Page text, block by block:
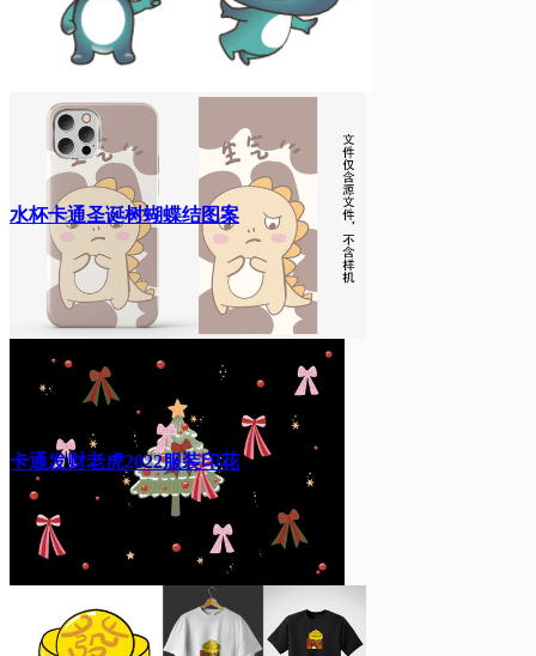
水杯卡通圣诞树蝴蝶结图案
卡通发财老虎2022服装印花